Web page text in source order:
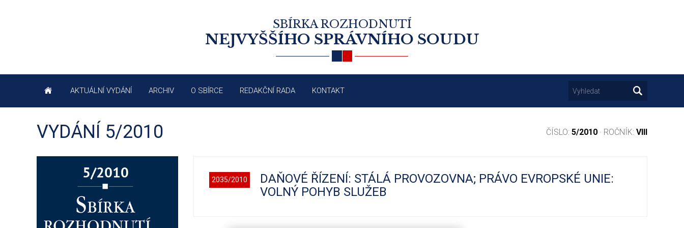
SBÍRKA ROZHODNUTÍ
NEJVYŠŠÍHO SPRÁVNÍHO SOUDU
AKTUÁLNÍ VYDÁNÍ ARCHIV O SBÍRCE REDAKČNÍ RADA KONTAKT
VYDÁNÍ 5/2010 ČÍSLO: 5/2010 · ROČNÍK: VIII
2035/2010
DAŇOVÉ ŘÍZENÍ: STÁLÁ PROVOZOVNA; PRÁVO EVROPSKÉ UNIE:
VOLNÝ POHYB SLUŽEB